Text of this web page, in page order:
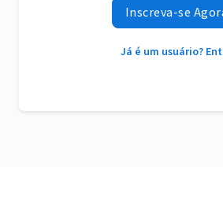
Inscreva-se
Já é um usuário?